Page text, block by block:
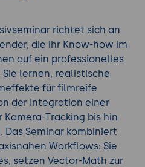
richtet sich an
die ihr Know-how im
auf ein professionelles
lernen, realistische
für filmreife
der Integration einer
Tracking bis hin
Das Seminar kombiniert
Workflows: Sie
setzen Vector-Math zur